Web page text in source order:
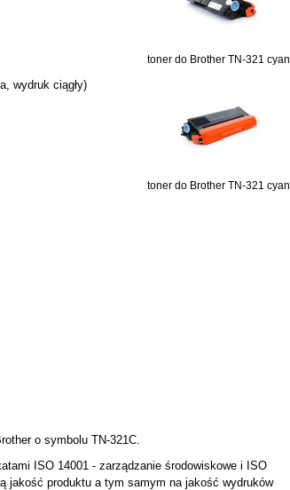
toner do Brother TN-321 cyan
toner do Brother TN-321 cyan
wydruk ciągły)
o symbolu TN-321C.
ISO 14001 - zarządzanie środowiskowe i ISO
jakość produktu a tym samym na jakość wydruków